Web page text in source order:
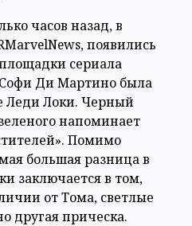
часов назад, в
появились
сериала
Ди Мартино была
Леди Локи. Черный
напоминает
Помимо
большая разница в
заключается в том,
от Тома, светлые
другая прическа.